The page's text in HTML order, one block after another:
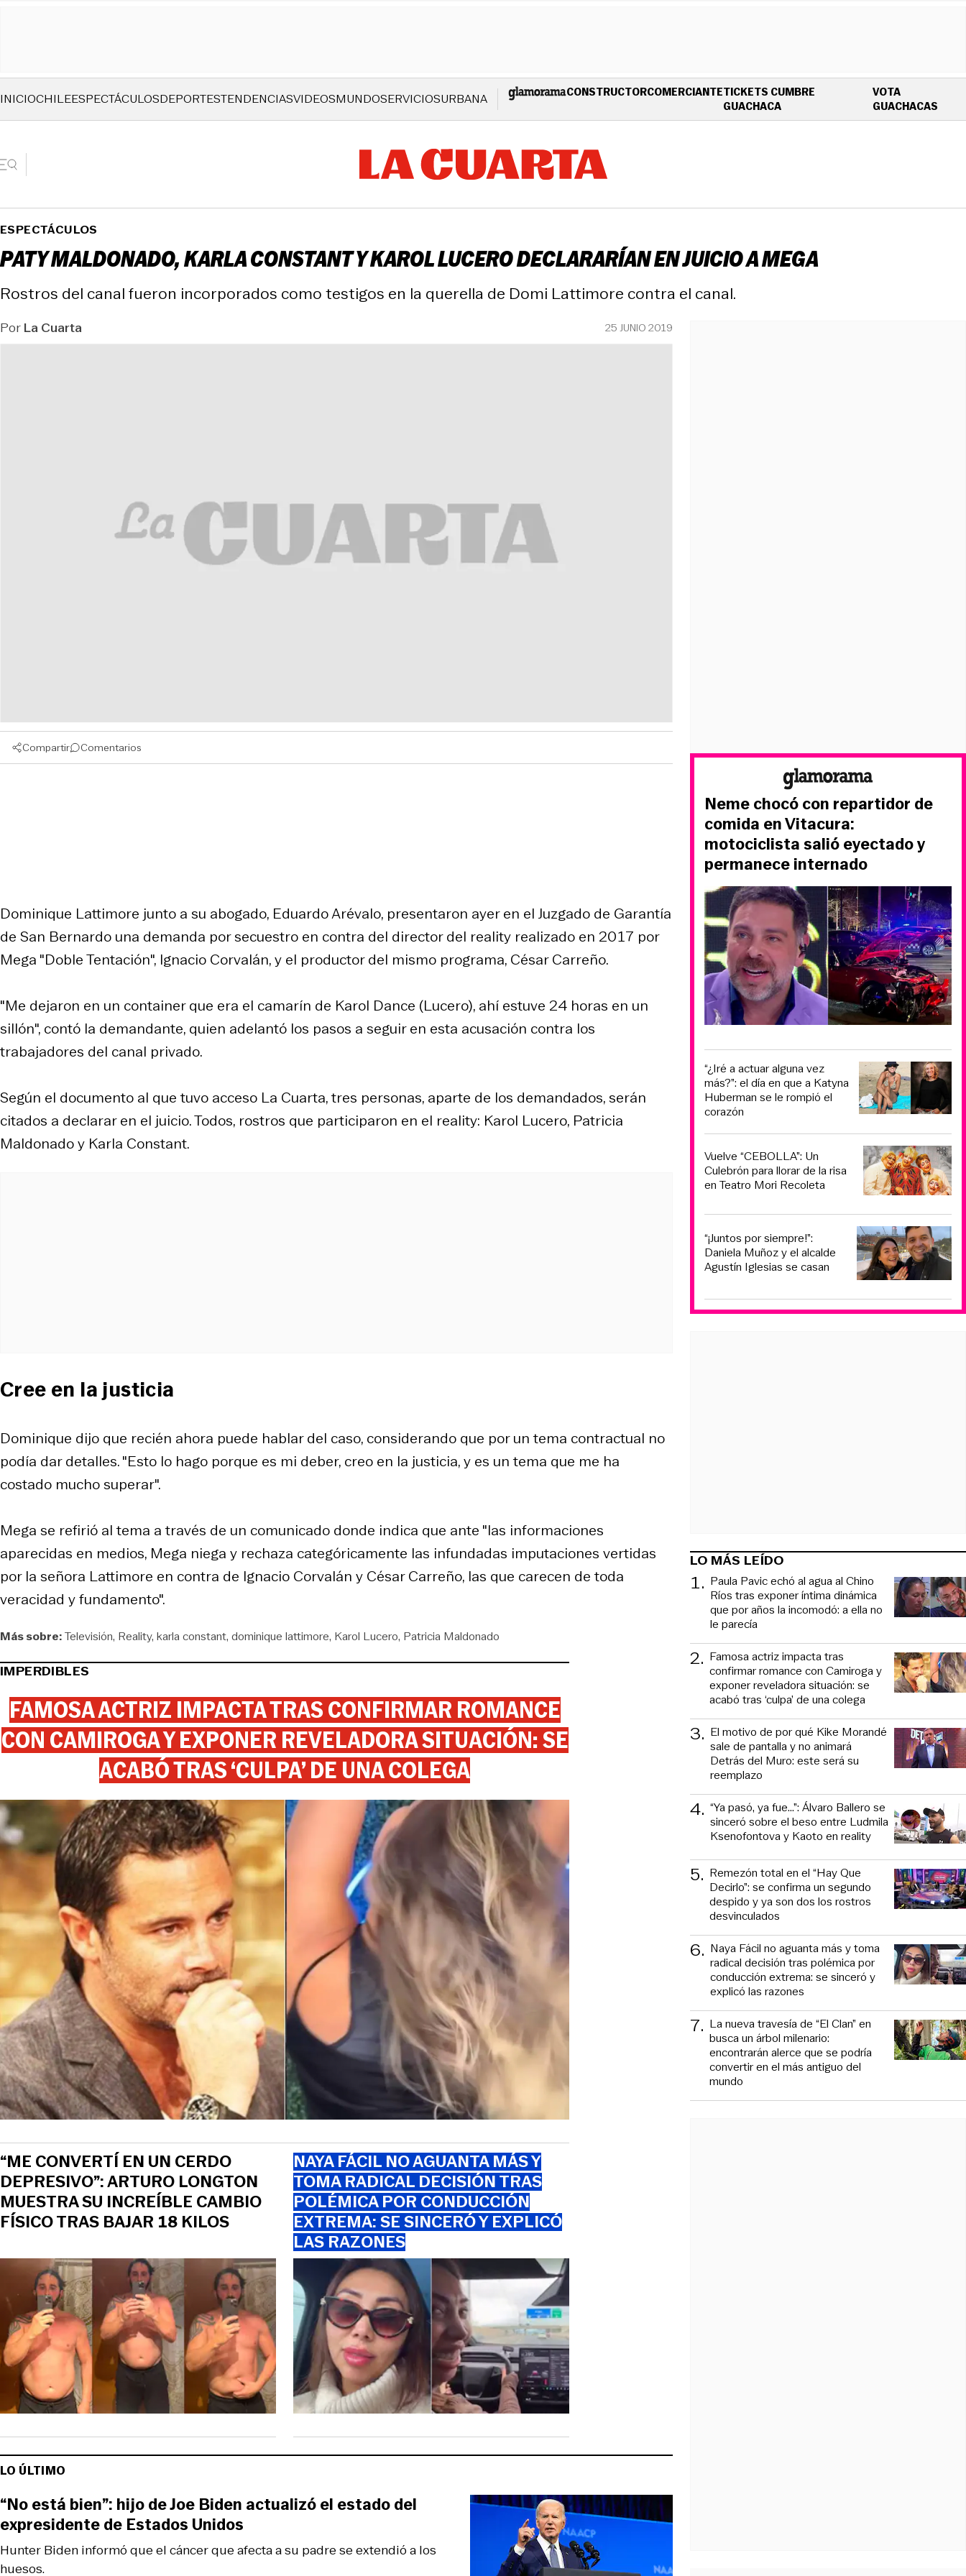
INICIOCHILEESPECTÁCULOSDEPORTESTENDENCIASVIDEOSMUNDOSERVICIOSURBANA CONSTRUCTORCOMERCIANTETICKETS CUMBRE
GUACHACAOPENS IN NEW WINDOW
VOTA
GUACHACAS
ESPECTÁCULOS
PATY MALDONADO, KARLA CONSTANT Y KAROL LUCERO DECLARARÍAN EN JUICIO A MEGA
Rostros del canal fueron incorporados como testigos en la querella de Domi Lattimore contra el canal.
PorLa Cuarta 25 JUNIO 2019
Compartir Comentarios
Dominique Lattimore junto a su abogado, Eduardo Arévalo, presentaron ayer en el Juzgado de Garantía
de San Bernardo una demanda por secuestro en contra del director del reality realizado en 2017 por
Mega "Doble Tentación", Ignacio Corvalán, y el productor del mismo programa, César Carreño.
"Me dejaron en un container que era el camarín de Karol Dance (Lucero), ahí estuve 24 horas en un
sillón", contó la demandante, quien adelantó los pasos a seguir en esta acusación contra los
trabajadores del canal privado.
Según el documento al que tuvo acceso La Cuarta, tres personas, aparte de los demandados, serán
citados a declarar en el juicio. Todos, rostros que participaron en el reality: Karol Lucero, Patricia
Maldonado y Karla Constant.
Cree en la justicia
Dominique dijo que recién ahora puede hablar del caso, considerando que por un tema contractual no
podía dar detalles. "Esto lo hago porque es mi deber, creo en la justicia, y es un tema que me ha
costado mucho superar".
Mega se refirió al tema a través de un comunicado donde indica que ante "las informaciones
aparecidas en medios, Mega niega y rechaza categóricamente las infundadas imputaciones vertidas
por la señora Lattimore en contra de Ignacio Corvalán y César Carreño, las que carecen de toda
veracidad y fundamento".
Más sobre:Televisión Reality karla constant dominique lattimore Karol Lucero Patricia Maldonado
IMPERDIBLES
FAMOSA ACTRIZ IMPACTA TRAS CONFIRMAR ROMANCE
CON CAMIROGA Y EXPONER REVELADORA SITUACIÓN: SE
ACABÓ TRAS ‘CULPA’ DE UNA COLEGA
“ME CONVERTÍ EN UN CERDO
DEPRESIVO”: ARTURO LONGTON
MUESTRA SU INCREÍBLE CAMBIO
FÍSICO TRAS BAJAR 18 KILOS
NAYA FÁCIL NO AGUANTA MÁS Y
TOMA RADICAL DECISIÓN TRAS
POLÉMICA POR CONDUCCIÓN
EXTREMA: SE SINCERÓ Y EXPLICÓ
LAS RAZONES
LO ÚLTIMO
Hunter Biden informó que el cáncer que afecta a su padre se extendió a los
huesos.
“No está bien”: hijo de Joe Biden actualizó el estado del
expresidente de Estados Unidos
Neme chocó con repartidor de
comida en Vitacura:
motociclista salió eyectado y
permanece internado
“¿Iré a actuar alguna vez
más?”: el día en que a Katyna
Huberman se le rompió el
corazón
Vuelve “CEBOLLA”: Un
Culebrón para llorar de la risa
en Teatro Mori Recoleta
“¡Juntos por siempre!”:
Daniela Muñoz y el alcalde
Agustín Iglesias se casan
LO MÁS LEÍDO
1. Paula Pavic echó al agua al Chino
Ríos tras exponer íntima dinámica
que por años la incomodó: a ella no
le parecía
2. Famosa actriz impacta tras
confirmar romance con Camiroga y
exponer reveladora situación: se
acabó tras ‘culpa’ de una colega
3. El motivo de por qué Kike Morandé
sale de pantalla y no animará
Detrás del Muro: este será su
reemplazo
4. “Ya pasó, ya fue...”: Álvaro Ballero se
sinceró sobre el beso entre Ludmila
Ksenofontova y Kaoto en reality
5. Remezón total en el “Hay Que
Decirlo”: se confirma un segundo
despido y ya son dos los rostros
desvinculados
6. Naya Fácil no aguanta más y toma
radical decisión tras polémica por
conducción extrema: se sinceró y
explicó las razones
7. La nueva travesía de “El Clan” en
busca un árbol milenario:
encontrarán alerce que se podría
convertir en el más antiguo del
mundo